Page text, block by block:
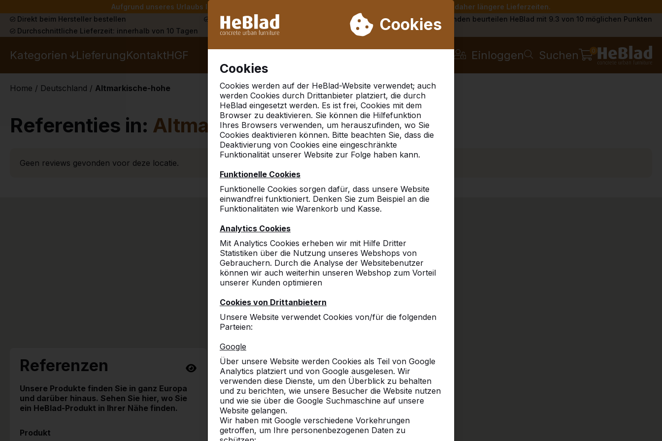
Aufgrund unseres Urlaubs liefern wir von Woche 31 bis Woche 33 nicht. Bitte berücksichtigen Sie daher längere Lieferzeiten.
Cookies
Cookies
Cookies werden auf der HeBlad-Website verwendet; auch
werden Cookies durch Drittanbieter platziert, die durch
HeBlad eingesetzt werden. Es ist frei, Cookies mit dem
Browser zu deaktivieren. Sie können die Hilfefunktion
Ihres Browsers verwenden, um herauszufinden, wo Sie
Cookies deaktivieren können. Bitte beachten Sie, dass die
Deaktivierung von Cookies eine eingeschränkte
Funktionalität unserer Website zur Folge haben kann.
Funktionelle Cookies
Funktionelle Cookies sorgen dafür, dass unsere Website
einwandfrei funktioniert. Denken Sie zum Beispiel an die
Funktionalitäten wie Warenkorb und Kasse.
Analytics Cookies
Mit Analytics Cookies erheben wir mit Hilfe Dritter
Statistiken über die Nutzung unseres Webshops von
Gebrauchern. Durch die Analyse der Websitebenutzer
können wir auch weiterhin unseren Webshop zum Vorteil
unserer Kunden optimieren
Cookies von Drittanbietern
Unsere Website verwendet Cookies von/für die folgenden
Parteien:
Google
Über unsere Website werden Cookies als Teil von Google
Analytics platziert und von Google ausgelesen. Wir
verwenden diese Dienste, um den Überblick zu behalten
und zu berichten, wie unsere Besucher die Website nutzen
und wie sie über die Google Suchmaschine auf unsere
Website gelangen.
Wir haben mit Google verschiedene Vorkehrungen
getroffen, um Ihre personenbezogenen Daten zu
Direkt beim Hersteller bestellen Schon mehr als 30.000 Produkten verkauft
Kunden beurteilen HeBlad mit 9.3 von 10 möglichen Punkten
Durchschnittliche Lieferzeit: innerhalb von 10 Tagen
Kategorien LieferungKontaktHGF Einloggen Suchen 0
Home / Deutschland / Altmarkische-hohe
Referenties in: Altmarkische hohe
Geen reviews gevonden voor deze locatie.
Referenzen
Unsere Produkte finden Sie in ganz Europa
und darüber hinaus. Sehen Sie hier, wo Sie
ein HeBlad-Produkt in Ihrer Nähe finden.
Produkt